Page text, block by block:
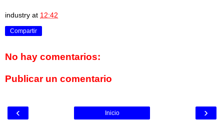
industry at 12:42
Compartir
No hay comentarios:
Publicar un comentario
‹ ›
Inicio